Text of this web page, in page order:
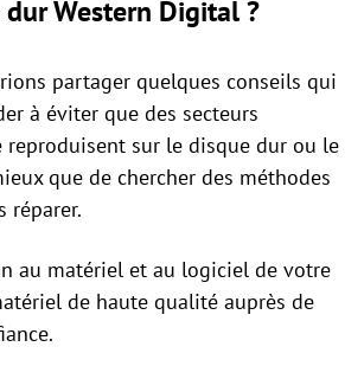
Western Digital ?
partager quelques conseils qui
à éviter que des secteurs
reproduisent sur le disque dur ou le
que de chercher des méthodes
réparer.
au matériel et au logiciel de votre
de haute qualité auprès de